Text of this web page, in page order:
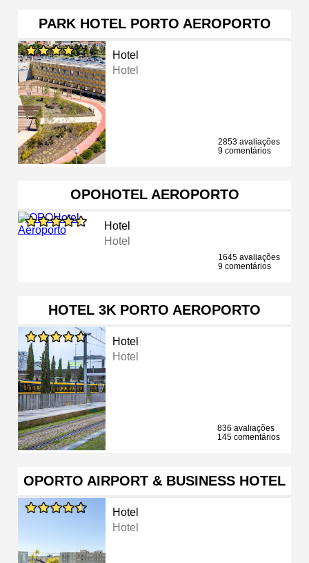
PARK HOTEL PORTO AEROPORTO
Hotel
Hotel
2853 avaliações
9 comentários
OPOHOTEL AEROPORTO
Hotel
Hotel
1645 avaliações
9 comentários
HOTEL 3K PORTO AEROPORTO
Hotel
Hotel
836 avaliações
145 comentários
OPORTO AIRPORT & BUSINESS HOTEL
Hotel
Hotel